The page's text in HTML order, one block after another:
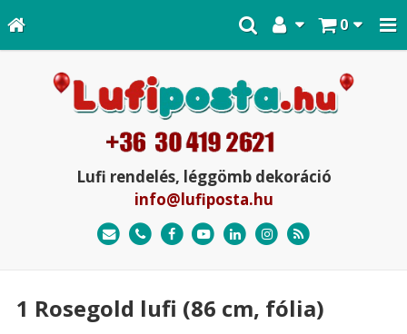
0
Lufi rendelés, léggömb dekoráció
info@lufiposta.hu
1 Rosegold lufi (86 cm, fólia)